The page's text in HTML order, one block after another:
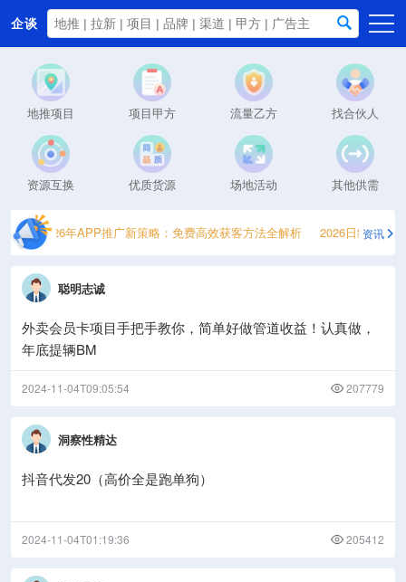
企谈
首页
商务资源
资讯动态
关于我们
地推项目 项目甲方 流量乙方 找合伙人
资源互换 优质货源 场地活动 其他供需
2026年APP推广新策略：免费高效获客方法全解析 2026日结兼职哪
资讯
聪明志诚
外卖会员卡项目手把手教你，简单好做管道收益！认真做，
年底提辆BM
2024-11-04T09:05:54 207779
洞察性精达
抖音代发20（高价全是跑单狗）
2024-11-04T01:19:36 205412